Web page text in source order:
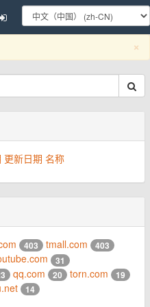
×
更新日期 名称
403 tmall.com 403
31
qq.com 20 torn.com 19
14